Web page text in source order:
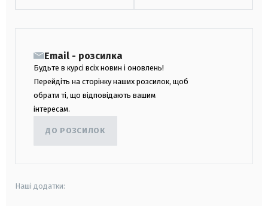
Email - розсилка
Будьте в курсі всіх новин і оновлень!
Перейдіть на сторінку наших розсилок, щоб
обрати ті, що відповідають вашим
інтересам.
ДО РОЗСИЛОК
Наші додатки: